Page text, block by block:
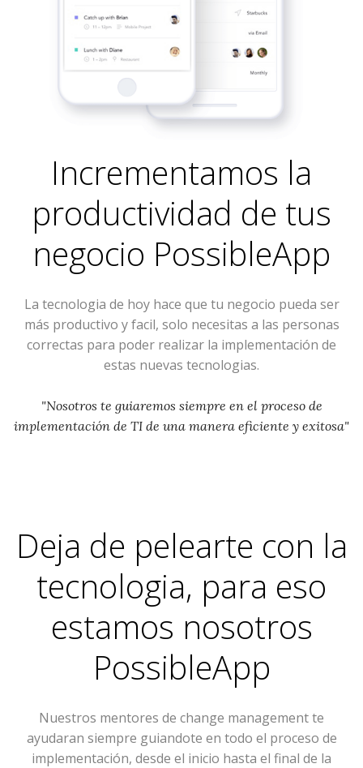
Incrementamos la
productividad de tus
negocio PossibleApp
La tecnologia de hoy hace que tu negocio pueda ser
más productivo y facil, solo necesitas a las personas
correctas para poder realizar la implementación de
estas nuevas tecnologias.
"Nosotros te guiaremos siempre en el proceso de
implementación de TI de una manera eficiente y exitosa"
Deja de pelearte con la
tecnologia, para eso
estamos nosotros
PossibleApp
Nuestros mentores de change management te
ayudaran siempre guiandote en todo el proceso de
implementación, desde el inicio hasta el final de la